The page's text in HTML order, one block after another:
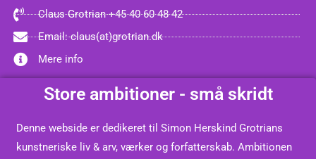
Claus Grotrian +45 40 60 48 42
Email: claus(at)grotrian.dk
Mere info
Store ambitioner - små skridt
Denne webside er dedikeret til Simon Herskind Grotrians
kunstneriske liv & arv, værker og forfatterskab. Ambitionen